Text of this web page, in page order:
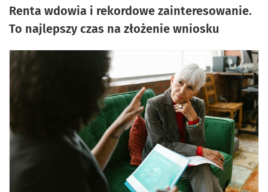
Renta wdowia i rekordowe zainteresowanie.
To najlepszy czas na złożenie wniosku